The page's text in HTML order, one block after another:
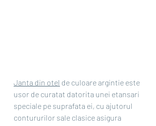
Janta din otel de culoare argintie este
usor de curatat datorita unei etansari
speciale pe suprafata ei, cu ajutorul
contururilor sale clasice asigura